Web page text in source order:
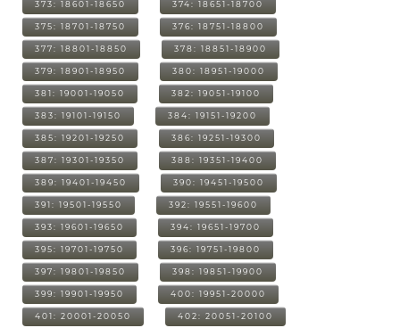
373: 18601-18650 374: 18651-18700
375: 18701-18750 376: 18751-18800
377: 18801-18850 378: 18851-18900
379: 18901-18950 380: 18951-19000
381: 19001-19050 382: 19051-19100
383: 19101-19150 384: 19151-19200
385: 19201-19250 386: 19251-19300
387: 19301-19350 388: 19351-19400
389: 19401-19450 390: 19451-19500
391: 19501-19550 392: 19551-19600
393: 19601-19650 394: 19651-19700
395: 19701-19750 396: 19751-19800
397: 19801-19850 398: 19851-19900
399: 19901-19950 400: 19951-20000
401: 20001-20050 402: 20051-20100